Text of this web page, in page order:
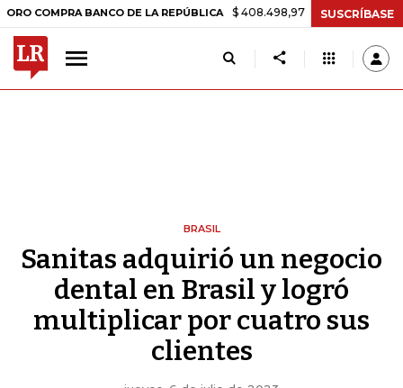
BANCO DE LA REPÚBLICA $ 408.498,97 +$ 8.753,81 +2,19%
SUSCRÍBASE
BRASIL
Sanitas adquirió un negocio
dental en Brasil y logró
multiplicar por cuatro sus
clientes